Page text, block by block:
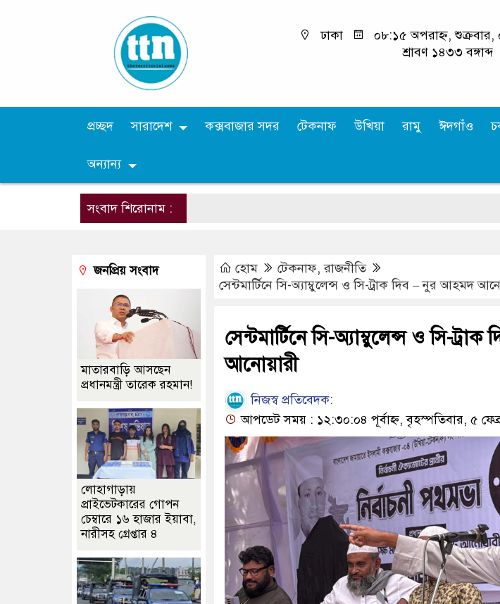
ঢাকা
০৮:১৫ অপরাহ্ন,
শ্রাবণ ১৪৩৩ বঙ্গাব্দ
প্রচ্ছদ সারাদেশ কক্সবাজার সদর টেকনাফ উখিয়া রামু ঈদগাঁও
অন্যান্য
সংবাদ শিরোনাম :
হোম টেকনাফ,রাজনীতি
সেন্টমার্টিনে সি-অ্যাম্বুলেন্স ও সি-ট্রাক দিব – নুর আহমদ
সেন্টমার্টিনে সি-অ্যাম্বুলেন্স ও সি-
আনোয়ারী
নিজস্ব প্রতিবেদক:
আপডেট সময় : ১২:৩০:০৪ পূর্বাহ্ন, বৃহস্পতিবার, ৫
জনপ্রিয় সংবাদ
মাতারবাড়ি আসছেন
প্রধানমন্ত্রী তারেক রহমান!
লোহাগাড়ায়
প্রাইভেটকারের গোপন
চেম্বারে ১৬ হাজার ইয়াবা,
নারীসহ গ্রেপ্তার ৪